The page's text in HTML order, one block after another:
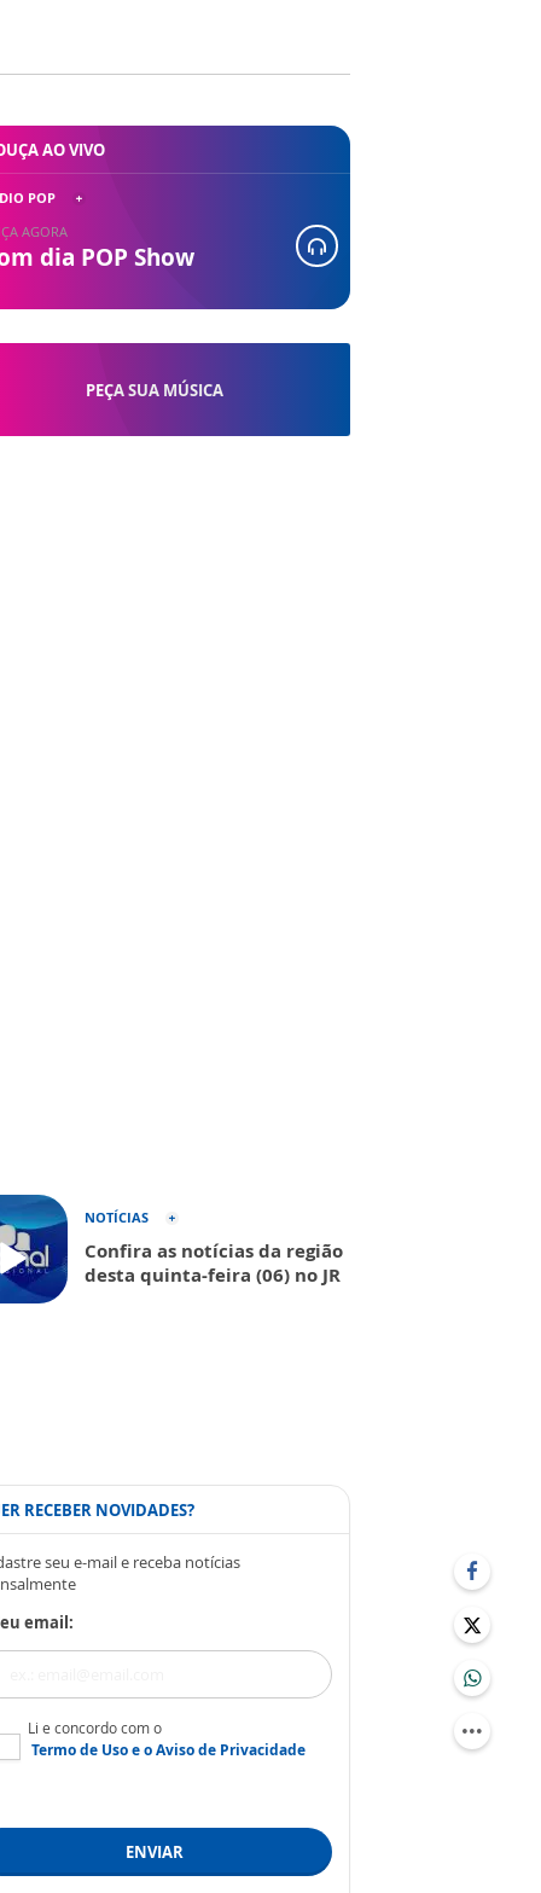
PEÇA SUA MÚSICA
AO VIVO
POP
AGORA
dia POP Show
NOTÍCIAS
Confira as notícias da região
desta quinta-feira (06) no JR
RECEBER NOVIDADES?
seu e-mail e receba notícias
email:
Li e concordo com o
Termo de Usoe oAviso de Privacidade
ENVIAR